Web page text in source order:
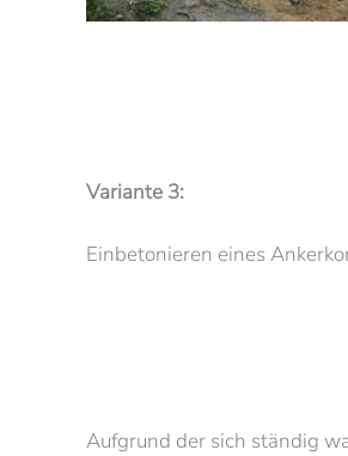
Variante 3:
Einbetonieren eines
Aufgrund der sich ständig